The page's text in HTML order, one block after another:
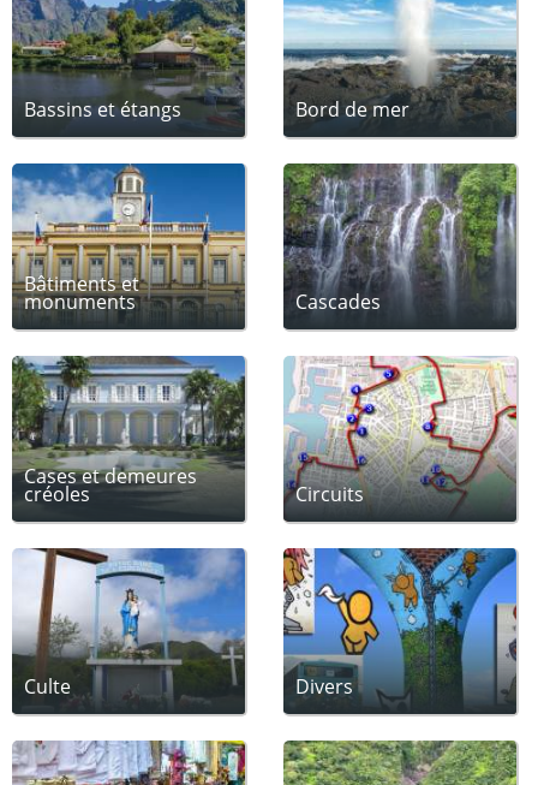
Bassins et étangs Bord de mer
Bâtiments et
monuments Cascades
Cases et demeures
créoles Circuits
Culte Divers